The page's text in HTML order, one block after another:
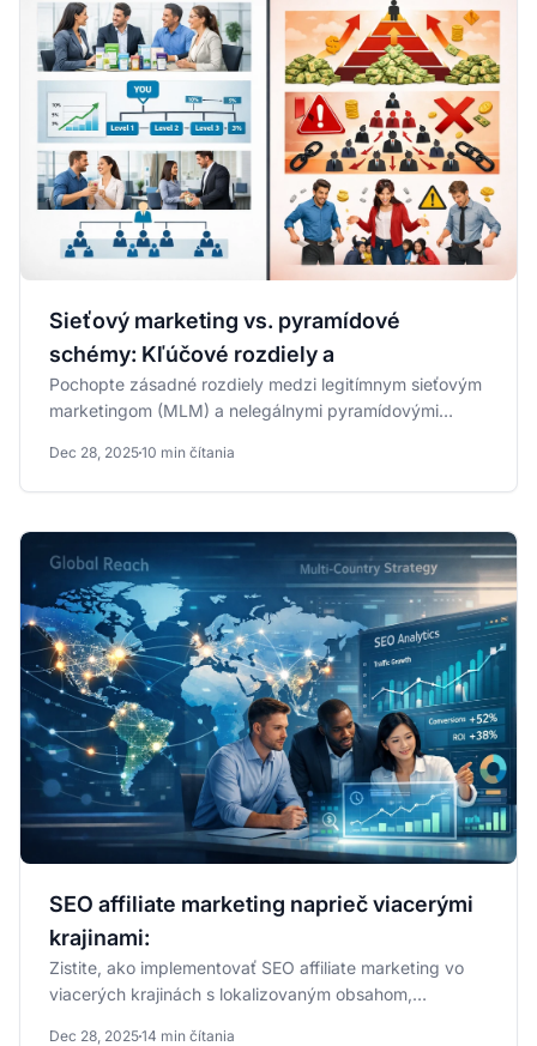
Sieťový marketing vs. pyramídové
schémy: Kľúčové rozdiely a
Pochopte zásadné rozdiely medzi legitímnym sieťovým
marketingom (MLM) a nelegálnymi pyramídovými
Dec 28, 202510 min čítania
SEO affiliate marketing naprieč viacerými
krajinami:
Zistite, ako implementovať SEO affiliate marketing vo
viacerých krajinách s lokalizovaným obsahom,
Dec 28, 202514 min čítania